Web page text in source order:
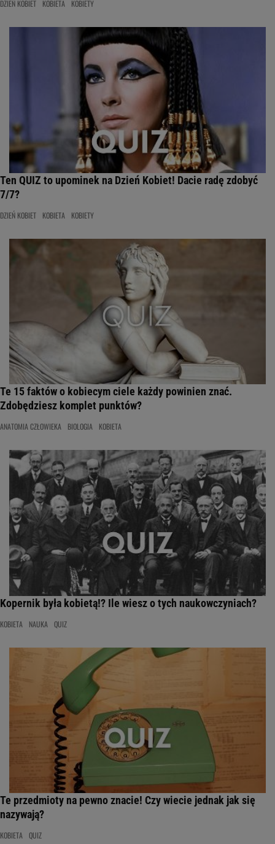
DZIEŃ KOBIET KOBIETA KOBIETY
Ten QUIZ to upominek na Dzień Kobiet! Dacie radę zdobyć
7/7?
DZIEŃ KOBIET KOBIETA KOBIETY
Te 15 faktów o kobiecym ciele każdy powinien znać.
Zdobędziesz komplet punktów?
ANATOMIA CZŁOWIEKA BIOLOGIA KOBIETA
Kopernik była kobietą!? Ile wiesz o tych naukowczyniach?
KOBIETA NAUKA QUIZ
Te przedmioty na pewno znacie! Czy wiecie jednak jak się
nazywają?
KOBIETA QUIZ